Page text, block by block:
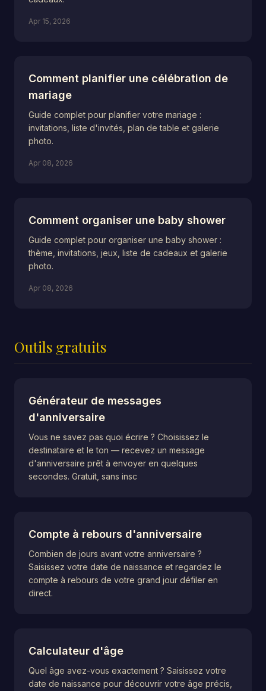
Apr 15, 2026
Comment planifier une célébration de
mariage
Guide complet pour planifier votre mariage :
invitations, liste d'invités, plan de table et galerie
photo.
Apr 08, 2026
Comment organiser une baby shower
Guide complet pour organiser une baby shower :
thème, invitations, jeux, liste de cadeaux et galerie
photo.
Apr 08, 2026
Outils gratuits
Générateur de messages
d'anniversaire
Vous ne savez pas quoi écrire ? Choisissez le
destinataire et le ton — recevez un message
d'anniversaire prêt à envoyer en quelques
secondes. Gratuit, sans insc
Compte à rebours d'anniversaire
Combien de jours avant votre anniversaire ?
Saisissez votre date de naissance et regardez le
compte à rebours de votre grand jour défiler en
direct.
Calculateur d'âge
Quel âge avez-vous exactement ? Saisissez votre
date de naissance pour découvrir votre âge précis,